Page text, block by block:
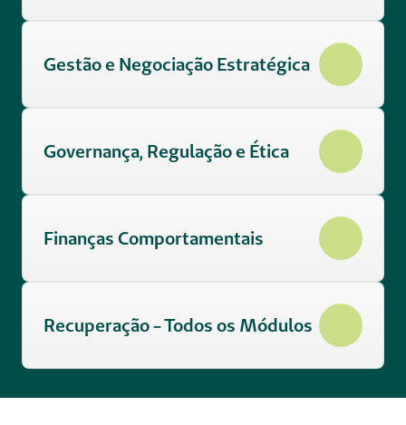
Gestão e Negociação Estratégica
Governança, Regulação e Ética
Finanças Comportamentais
Recuperação - Todos os Módulos